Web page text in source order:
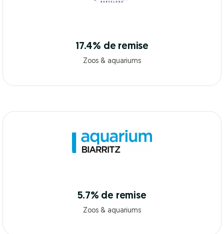
17.4% de remise
Zoos & aquariums
5.7% de remise
Zoos & aquariums